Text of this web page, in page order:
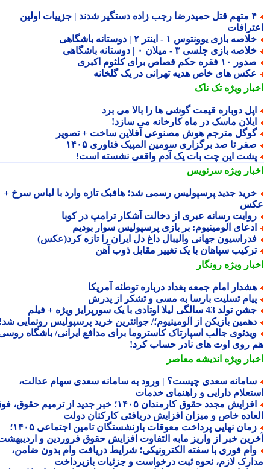
۴ متهم قتل حمیدرضا رجب زاده دستگیر شدند | جزییات اولین
بازی یوونتوس ۱ - اینتر ۲ | دوستانه باشگاهی
بازی چلسی ۳ - میلان ۰ | دوستانه باشگاهی
۱۰ فقره حکم قصاص برای کلثوم اکبری
های خاص هدیه تهرانی در یک گلخانه
ویژهتک ناک
دوباره قیمت گوشی ها را بالا می برد
ماسک در ماه کارخانه می سازد!
مترجم هوش مصنوعی آفلاین ساخت + تصویر
تا صد برگزاری سومین المپیک فناوری ۱۴۰۵
این چت بات یک آدم واقعی نشسته است!
ویژهسرنویس
جدید پرسپولیس رسمی شد؛ هافبک تازه وارد با لباس سرخ +
رسانه عبری از دخالت آشکار ترامپ در کوبا
آلومینیوم: بر بازی پرسپولیس سوار بودیم
جهانی والیبال داغ دل ایران را تازه کرد(عکس)
سپاهان با یک تغییر مقابل ذوب آهن
ویژهرونگار
امام جمعه بغداد درباره توطئه آمریکا
تسلیت بارسا به مسی و تشکر از پدرش
تولد 43 سالگی لیلا اوتادی با یک سورپرایز ویژه + فیلم
بازیکن از آلومینیوم؛/ جوانترین خرید پرسپولیس رونمایی شد!
جالب اسپارتاک کاستروما برای مدافع ایرانی/ باشگاه روسی
روی اوت های نادر حساب کرد!
ویژهاندیشه معاصر
سعدی چیست؟ | ورود به سامانه سعدی سهام عدالت،
دارایی و راهنمای خدمات
افزایش مجدد حقوق کارمندان ۱۴۰۵؛ خبر جدید از ترمیم حقوق، فوق
خاص و میزان افزایش دریافتی کارکنان دولت
زمان نهایی پرداخت معوقات بازنشستگان تامین اجتماعی ۱۴۰۵؛
خبر از واریز مابه التفاوت افزایش حقوق فروردین و اردیبهشت
فوری با سفته الکترونیکی؛ شرایط دریافت وام بدون ضامن،
لازم، نحوه ثبت درخواست و جزئیات بازپرداخت